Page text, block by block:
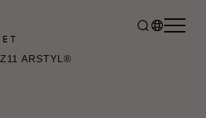
Z11 ARSTYL®